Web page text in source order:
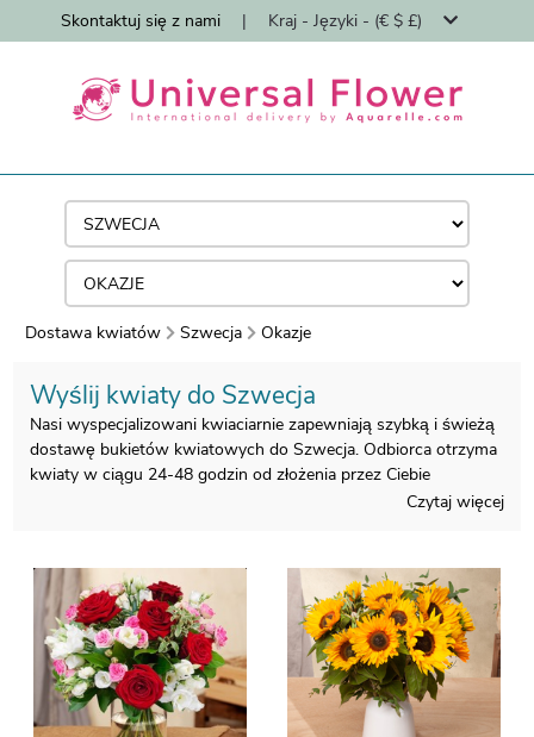
Skontaktuj się z nami | Kraj - Języki - (€ $ £)
Dostawa kwiatów Szwecja Okazje
Wyślij kwiaty do Szwecja
Nasi wyspecjalizowani kwiaciarnie zapewniają szybką i świeżą
dostawę bukietów kwiatowych do Szwecja. Odbiorca otrzyma
kwiaty w ciągu 24-48 godzin od złożenia przez Ciebie
Twoim bliskim w Szwecja. Zaskocz kogoś prezentem w postaci
dostawy kwiatów do Szwecja i spraw, aby ten dzień był
wyjątkowy. Międzynarodowa dostawa kwiatów z dowolnego
miejsca na świecie do Szwecja.
Każdy bukiet kwiatów dostarczony do Szwecja dzięki naszym
florystom dotrze na czas w ciągu 24-48 godzin od złożenia
zamówienia.
Czytaj więcej